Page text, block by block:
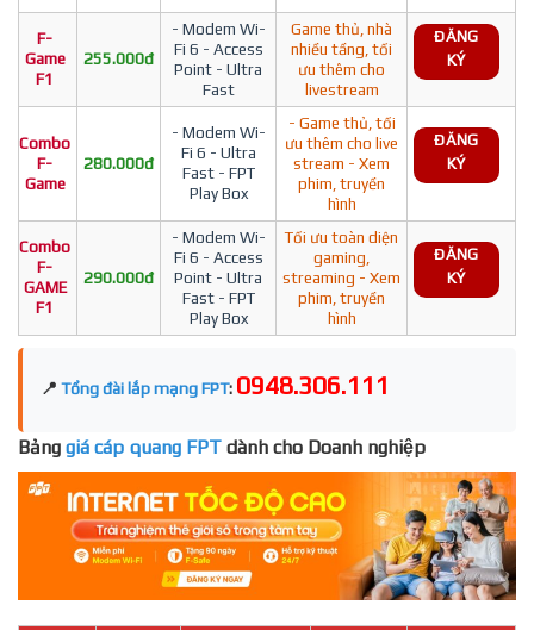
F-
Game
F1
255.000đ
- Modem Wi-
Fi 6 - Access
Point - Ultra
Fast
Game thủ, nhà
nhiều tầng, tối
ưu thêm cho
livestream
ĐĂNG
KÝ
Combo
F-
Game
280.000đ
- Modem Wi-
Fi 6 - Ultra
Fast - FPT
Play Box
- Game thủ, tối
ưu thêm cho live
stream - Xem
phim, truyền
hình
ĐĂNG
KÝ
Combo
F-
GAME
F1
290.000đ
- Modem Wi-
Fi 6 - Access
Point - Ultra
Fast - FPT
Play Box
Tối ưu toàn diện
gaming,
streaming - Xem
phim, truyền
hình
ĐĂNG
KÝ
📍 Tổng đài lắp mạng FPT: 0948.306.111
Bảng giá cáp quang FPT dành cho Doanh nghiệp